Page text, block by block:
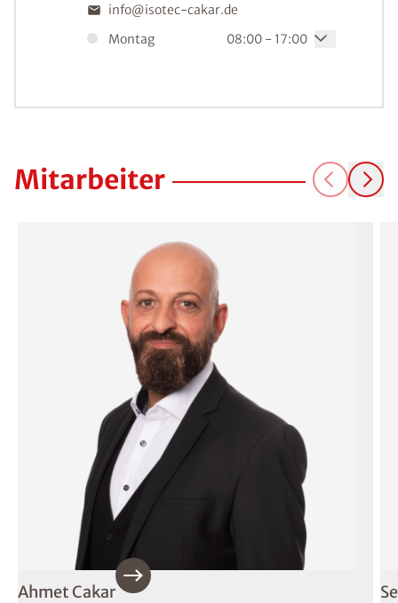
info@isotec-cakar.de
Montag
08:00 - 17:00
Mitarbeiter
Ahmet Cakar